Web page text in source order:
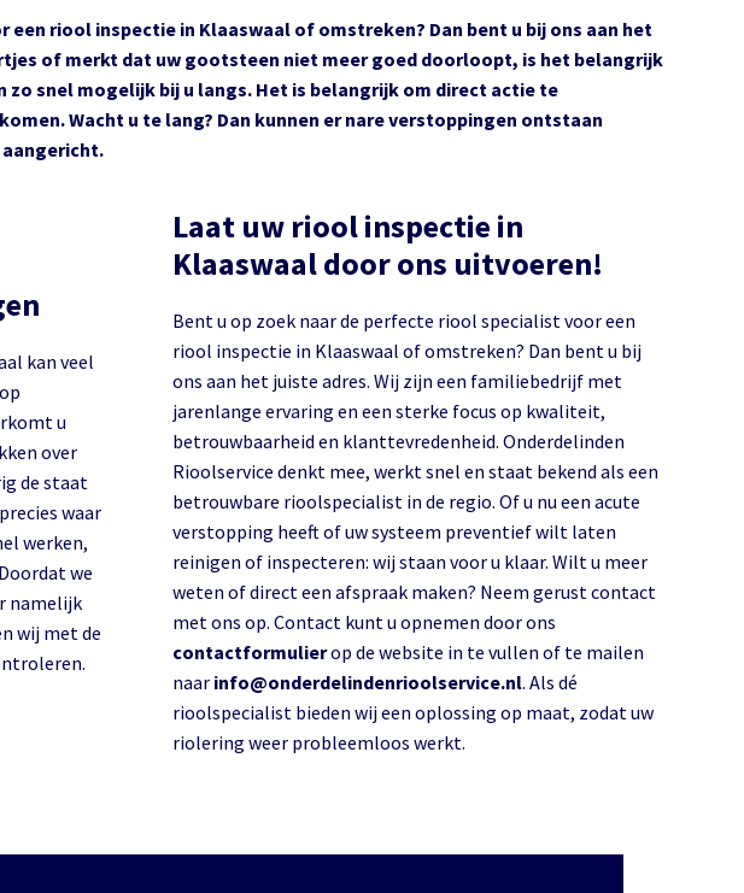
een riool inspectie in Klaaswaal of omstreken? Dan bent u bij ons aan het
of merkt dat uw gootsteen niet meer goed doorloopt, is het belangrijk
zo snel mogelijk bij u langs. Het is belangrijk om direct actie te
Wacht u te lang? Dan kunnen er nare verstoppingen ontstaan
aangericht.
u
over
de staat
waar
werken,
we
namelijk
wij met de
Laat uw riool inspectie in
Klaaswaal door ons uitvoeren!
Bent u op zoek naar de perfecte riool specialist voor een
riool inspectie in Klaaswaal of omstreken? Dan bent u bij
ons aan het juiste adres. Wij zijn een familiebedrijf met
jarenlange ervaring en een sterke focus op kwaliteit,
betrouwbaarheid en klanttevredenheid. Onderdelinden
Rioolservice denkt mee, werkt snel en staat bekend als een
betrouwbare rioolspecialist in de regio. Of u nu een acute
verstopping heeft of uw systeem preventief wilt laten
reinigen of inspecteren: wij staan voor u klaar. Wilt u meer
weten of direct een afspraak maken? Neem gerust contact
met ons op. Contact kunt u opnemen door ons
contactformulierop de website in te vullen of te mailen
naar info@onderdelindenrioolservice.nl. Als dé
rioolspecialist bieden wij een oplossing op maat, zodat uw
riolering weer probleemloos werkt.